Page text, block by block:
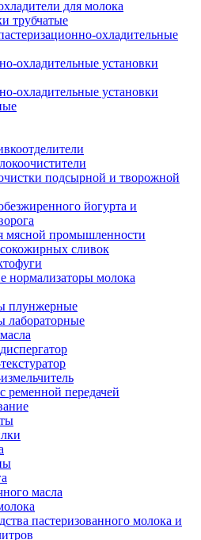
для молока
трубчатые
охладительные
охладительные установки
охладительные установки
подсырной и творожной
йогурта и
мясной промышленности
сливок
нормализаторы молока
плунжерные
лабораторные
ременной передачей
масла
пастеризованного молока и